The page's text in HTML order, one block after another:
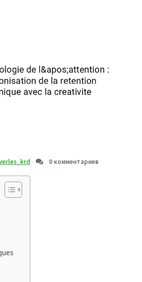
0 комментариев